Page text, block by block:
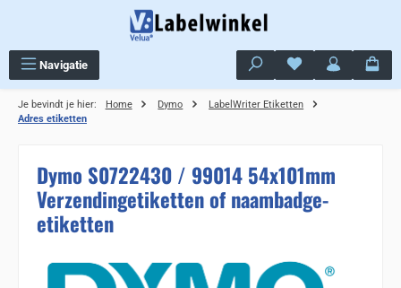
Navigatie Je hebt 0 items op
Je bevindt je hier: Home Dymo
LabelWriter Etiketten
Adres etiketten
Dymo S0722430 / 99014 54x101mm
Verzendingetiketten of naambadge-
etiketten